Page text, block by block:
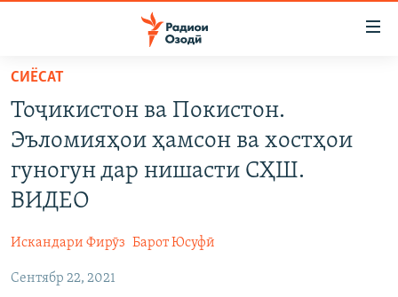
Ҷаҳиш
мояи
аслӣ
ба
феҳристи
Ҷаҳиш
ба
ҶОМЕА
ОСИЁИ МАРКАЗӢ
ФАРҲАНГ
ГАПИ ОЗОД
САЛОМ, ХОҲАР
ҶАНГ ДАР УКРАИНА
НАЗАРИ МАРДУМ
СИЁСАТ
Тоҷикистон ва Покистон.
Эъломияҳои ҳамсон ва хостҳои
гуногун дар нишасти СҲШ.
ВИДЕО
Искандари Фирӯз Барот Юсуфӣ
Сентябр 22, 2021